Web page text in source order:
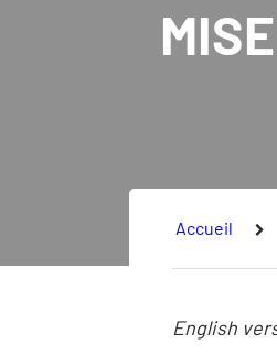
Vous êtes ici :
Accueil
English